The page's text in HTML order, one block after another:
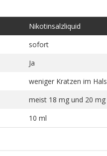
Nikotinsalzliquid
sofort
Ja
weniger Kratzen im Hals
meist 18 mg und 20 mg
10 ml